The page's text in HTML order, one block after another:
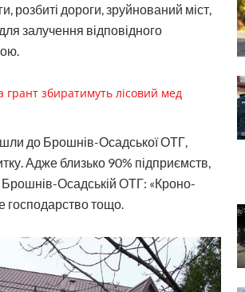
розбиті дороги, зруйнований міст,
залучення відповідного
грант збиратимуть лісовий мед
до Брошнів-Осадської ОТГ,
Адже близько 90% підприємств,
Брошнів-Осадській ОТГ: «Кроно-
господарство тощо.